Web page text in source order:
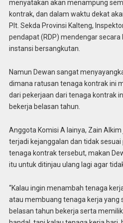
menyatakan akan menampung
kontrak, dan dalam waktu dekat
Plt. Sekda Provinsi Kalteng,
pendapat (RDP) mendengar secara
instansi bersangkutan.
Namun Dewan sangat
dimana ratusan tenaga kontrak ini
dari pekerjaan dari tenaga kontrak
bekerja belasan tahun.
Anggota Komisi A lainya, Zain
terjadi kejanggalan dan tidak
tenaga kontrak tersebut, makan
itu untuk ditinjau ulang lagi agar
“Kalau ingin menambah tenaga
atau membuang tenaga kerja yang
belasan tahun bekerja serta